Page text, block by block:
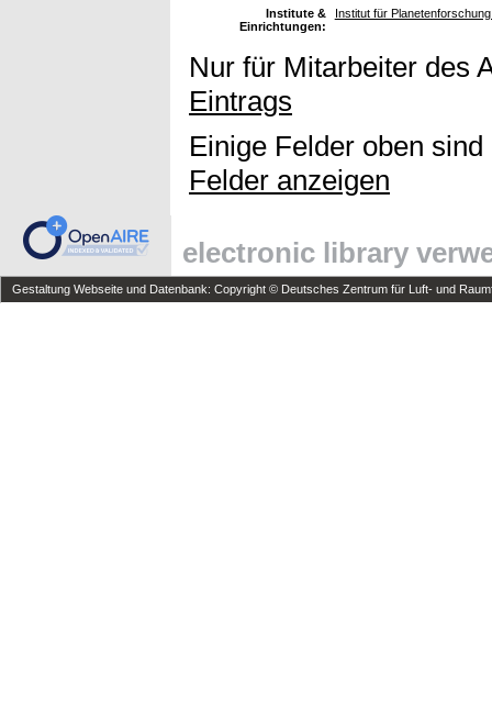
Institute &
Einrichtungen:
Institut für
Nur für Mitarbeiter des
Eintrags
Einige Felder oben
Felder anzeigen
electronic library
Gestaltung Webseite und Datenbank: Copyright © Deutsches Zentrum für Luft- und